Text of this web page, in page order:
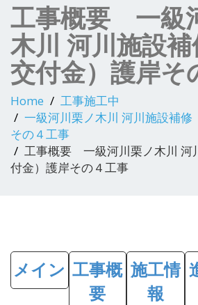
工事概要 一級
木川 河川施設
交付金）護岸そ
Home
工事施工中
一級河川栗ノ木川 河川施設補修
その４工事
工事概要 一級河川栗ノ木川 河
付金）護岸その４工事
メイン 工事概
要
施工情
報